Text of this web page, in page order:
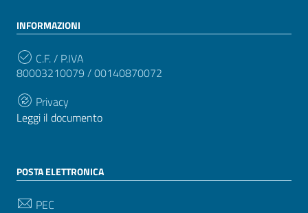
INFORMAZIONI
C.F. / P.IVA
80003210079 / 00140870072
Privacy
Leggi il documento
POSTA ELETTRONICA
PEC